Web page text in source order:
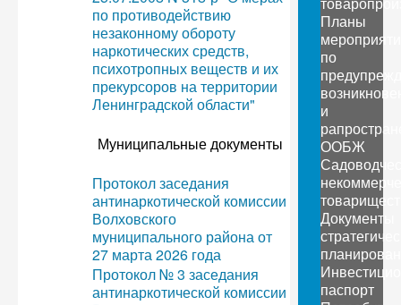
по противодействию
незаконному обороту
наркотических средств,
психотропных веществ и их
прекурсоров на территории
Ленинградской области"
Муниципальные документы
Протокол заседания
антинаркотической комиссии
Волховского
муниципального района от
27 марта 2026 года
Протокол № 3 заседания
антинаркотической комиссии
Планы
по
и
ООБЖ
Документы
паспорт